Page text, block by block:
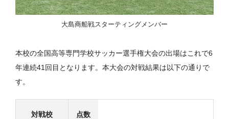
大島商船戦スターティングメンバー
本校の全国高等専門学校サッカー選手権大会の出場はこれで6
年連続41回目となります。本大会の対戦結果は以下の通りで
す。
対戦校 点数